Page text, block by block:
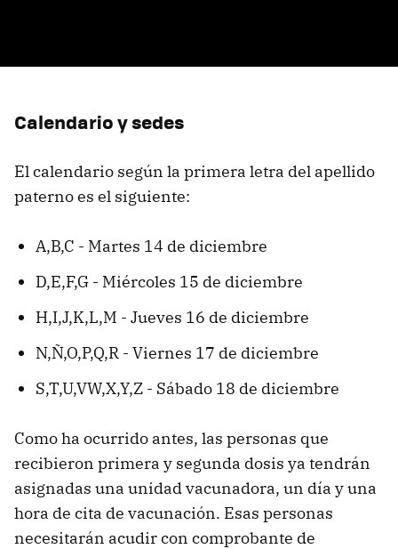
Calendario y sedes
El calendario según la primera letra del apellido
paterno es el siguiente:
A,B,C - Martes 14 de diciembre
D,E,F,G - Miércoles 15 de diciembre
H,I,J,K,L,M - Jueves 16 de diciembre
N,Ñ,O,P,Q,R - Viernes 17 de diciembre
S,T,U,VW,X,Y,Z - Sábado 18 de diciembre
Como ha ocurrido antes, las personas que
recibieron primera y segunda dosis ya tendrán
asignadas una unidad vacunadora, un día y una
hora de cita de vacunación. Esas personas
necesitarán acudir con comprobante de